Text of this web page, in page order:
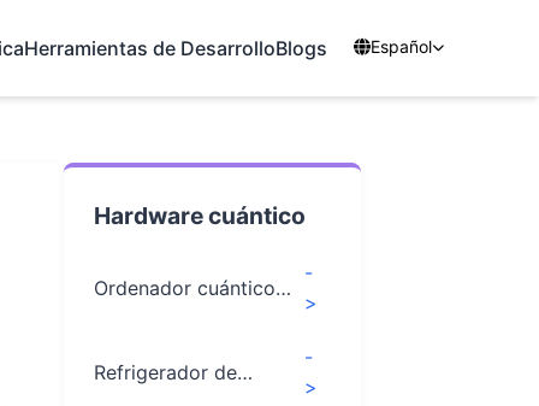
Herramientas de DesarrolloBlogs Español
Hardware cuántico
Ordenador cuántico
-
>
Refrigerador de
-
>